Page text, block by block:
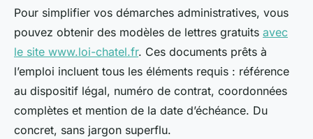
Pour simplifier vos démarches administratives, vous
pouvez obtenir des modèles de lettres gratuits avec
le site www.loi-chatel.fr. Ces documents prêts à
l’emploi incluent tous les éléments requis : référence
au dispositif légal, numéro de contrat, coordonnées
complètes et mention de la date d’échéance. Du
concret, sans jargon superflu.